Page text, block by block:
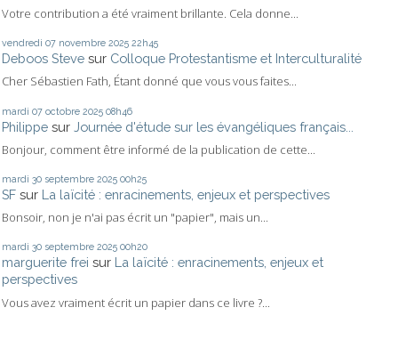
Votre contribution a été vraiment brillante. Cela donne...
vendredi 07 novembre 2025 22h45
Deboos Steve sur Colloque Protestantisme et Interculturalité
Cher Sébastien Fath, Étant donné que vous vous faites...
mardi 07 octobre 2025 08h46
Philippe sur Journée d'étude sur les évangéliques français...
Bonjour, comment être informé de la publication de cette...
mardi 30 septembre 2025 00h25
SF sur La laïcité : enracinements, enjeux et perspectives
Bonsoir, non je n'ai pas écrit un "papier", mais un...
mardi 30 septembre 2025 00h20
marguerite frei sur La laïcité : enracinements, enjeux et
perspectives
Vous avez vraiment écrit un papier dans ce livre ?...